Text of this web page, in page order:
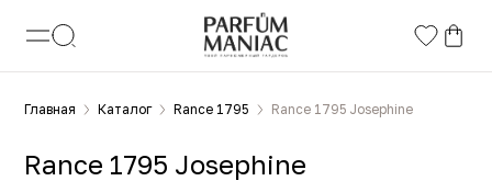
Главная Каталог Rance 1795 Rance 1795 Josephine
Rance 1795 Josephine